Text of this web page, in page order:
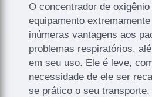
O concentrador de
equipamento
inúmeras vantagens aos
problemas respiratórios,
em seu uso. Ele é leve,
necessidade de ele ser
se prático o seu